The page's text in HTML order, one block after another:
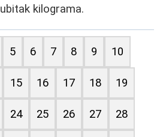
kilograma.
5 6 7 8 9 10
15 16 17 18 19
24 25 26 27 28